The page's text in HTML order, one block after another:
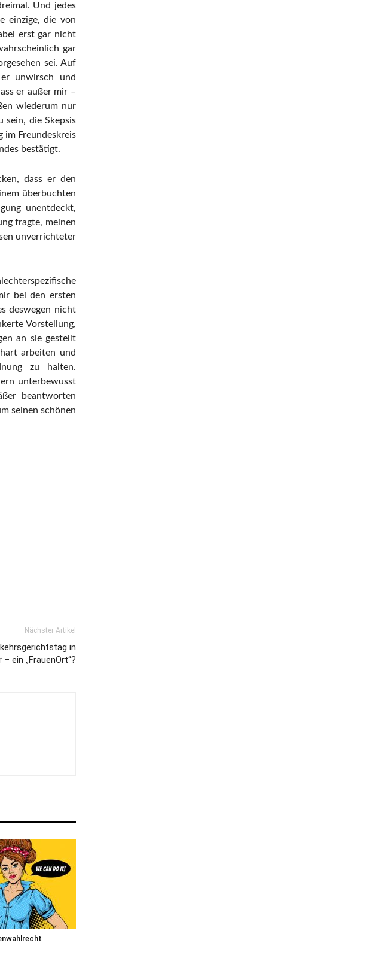
Und jedes
einzige, die von
erst gar nicht
gar
sei. Auf
unwirsch und
er außer mir –
wiederum nur
sein, die Skepsis
im Freundeskreis
bestätigt.
dass er den
überbuchten
unentdeckt,
fragte, meinen
unverrichteter
bei den ersten
deswegen nicht
Vorstellung,
an sie gestellt
arbeiten und
zu halten.
unterbewusst
beantworten
seinen schönen
Nächster Artikel
in
– ein „FrauenOrt“?